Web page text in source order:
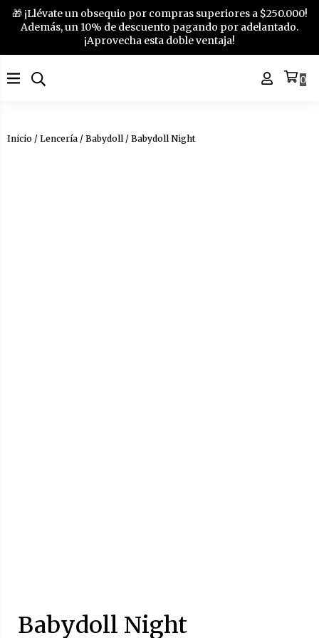
🎁 ¡Llévate un obsequio por compras superiores a $250.000!
Además, un 10% de descuento pagando por adelantado.
¡Aprovecha esta doble ventaja!
0
Inicio / Lencería / Babydoll/ Babydoll Night
Babydoll Night